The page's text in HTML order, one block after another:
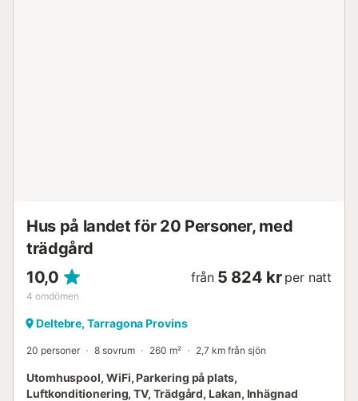
Hus på landet för 20 Personer, med
trädgård
10,0
4 omdömen
från 5 824 kr per natt
Deltebre, Tarragona Provins
20 personer 8 sovrum 260 m² 2,7 km från sjön
Utomhuspool, WiFi, Parkering på plats,
Luftkonditionering, TV, Trädgård, Lakan, Inhägnad